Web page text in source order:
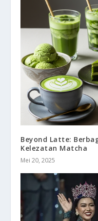
Beyond Latte:
Kelezatan Matcha
Mei 20, 2025